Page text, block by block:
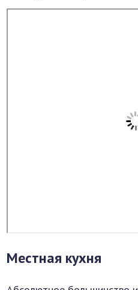
Местная кухня